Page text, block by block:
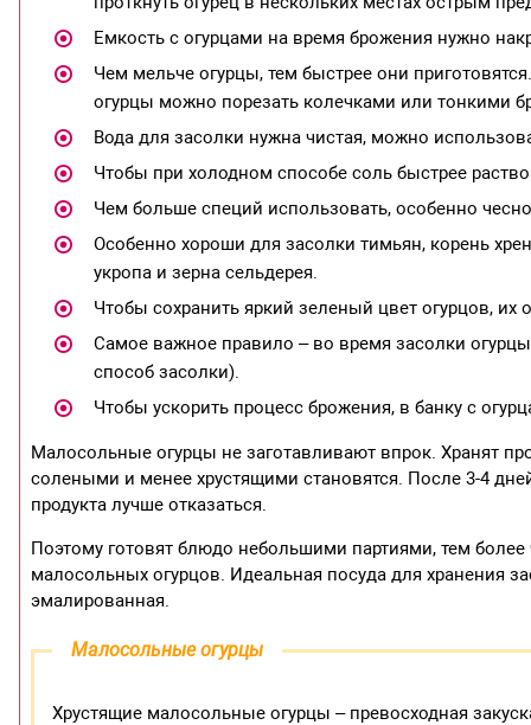
Емкость с огурцами на время брожения нужно
Чем мельче огурцы, тем быстрее они
огурцы можно порезать колечками или тонкими
Вода для засолки нужна чистая, можно
Чтобы при холодном способе соль быстрее
Чем больше специй использовать, особенно
Особенно хороши для засолки тимьян, корень
укропа и зерна сельдерея.
Чтобы сохранить яркий зеленый цвет огурцов,
Самое важное правило – во время засолки
способ засолки).
Чтобы ускорить процесс брожения, в банку с
Малосольные огурцы не заготавливают впрок. Хранят
солеными и менее хрустящими становятся. После 3-4
продукта лучше отказаться.
Поэтому готовят блюдо небольшими партиями, тем
малосольных огурцов. Идеальная посуда для хранения
эмалированная.
Малосольные огурцы
Хрустящие малосольные огурцы – превосходная